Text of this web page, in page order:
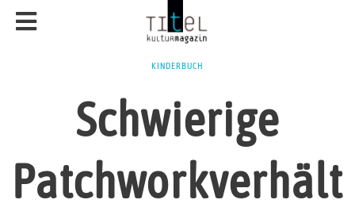
KINDERBUCH
Schwierige
Patchworkverhält